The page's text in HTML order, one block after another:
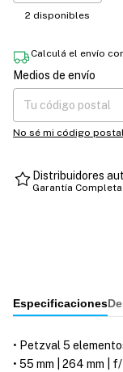
2 disponibles
Calculá el envío
Entregas para el CP:
Medios de envío
No sé mi código postal
Distribuidores
Garantía Completa
Especificaciones
• Petzval 5
• 55 mm | 264 mm |